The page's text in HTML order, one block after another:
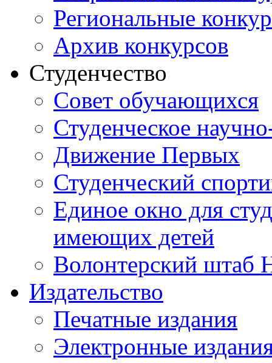
Региональные
Архив конкурсов
Студенчество
Совет обучающихся
Студенческое
Движение Первых
Студенческий
Единое окно для
имеющих детей
Волонтерский штаб
Издательство
Печатные издания
Электронные